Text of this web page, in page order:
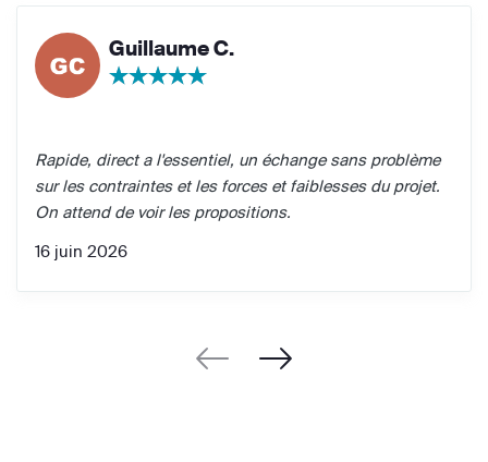
Guillaume C.
Rapide, direct a l'essentiel, un échange sans problème
sur les contraintes et les forces et faiblesses du projet.
On attend de voir les propositions.
16 juin 2026